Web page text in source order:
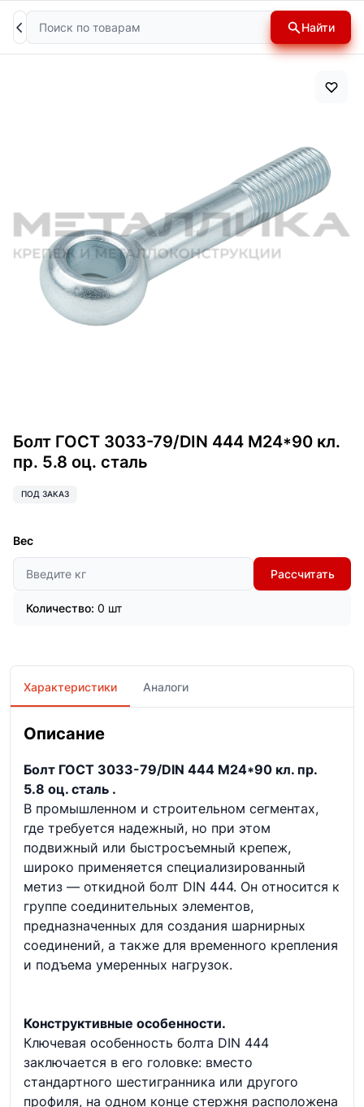
Поиск Найти
Болт ГОСТ 3033-79/DIN 444 М24*90 кл.
пр. 5.8 оц. сталь
ПОД ЗАКАЗ
Вес
Рассчитать
Количество: 0 шт
Характеристики Аналоги
Описание
Болт ГОСТ 3033-79/DIN 444 М24*90 кл. пр.
5.8 оц. сталь .
В промышленном и строительном сегментах,
где требуется надежный, но при этом
подвижный или быстросъемный крепеж,
широко применяется специализированный
метиз — откидной болт DIN 444. Он относится к
группе соединительных элементов,
предназначенных для создания шарнирных
соединений, а также для временного крепления
и подъема умеренных нагрузок.
Конструктивные особенности.
Ключевая особенность болта DIN 444
заключается в его головке: вместо
стандартного шестигранника или другого
профиля, на одном конце стержня расположена